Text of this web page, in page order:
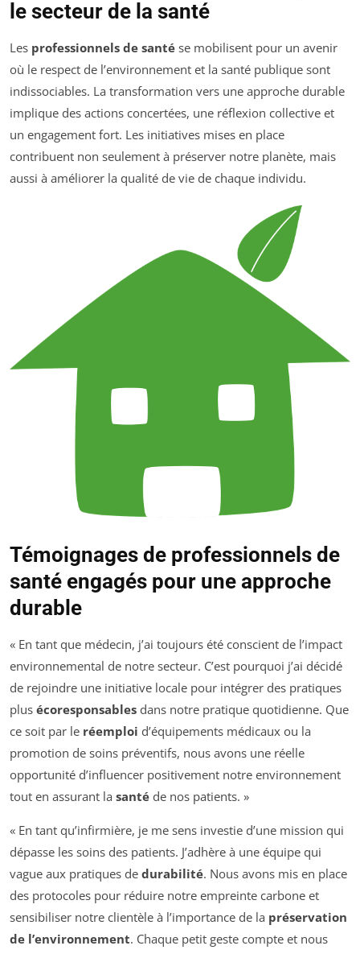
le secteur de la santé
Les professionnels de santé se mobilisent pour un avenir
où le respect de l’environnement et la santé publique sont
indissociables. La transformation vers une approche durable
implique des actions concertées, une réflexion collective et
un engagement fort. Les initiatives mises en place
contribuent non seulement à préserver notre planète, mais
aussi à améliorer la qualité de vie de chaque individu.
Témoignages de professionnels de
santé engagés pour une approche
durable
« En tant que médecin, j’ai toujours été conscient de l’impact
environnemental de notre secteur. C’est pourquoi j’ai décidé
de rejoindre une initiative locale pour intégrer des pratiques
plus écoresponsables dans notre pratique quotidienne. Que
ce soit par le réemploi d’équipements médicaux ou la
promotion de soins préventifs, nous avons une réelle
opportunité d’influencer positivement notre environnement
tout en assurant la santé de nos patients. »
« En tant qu’infirmière, je me sens investie d’une mission qui
dépasse les soins des patients. J’adhère à une équipe qui
vague aux pratiques de durabilité. Nous avons mis en place
des protocoles pour réduire notre empreinte carbone et
sensibiliser notre clientèle à l’importance de la préservation
de l’environnement. Chaque petit geste compte et nous